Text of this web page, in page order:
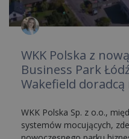
WKK Polska z
Business Park
Wakefield doradcą
WKK Polska Sp. z o.o.,
systemów mocujących,